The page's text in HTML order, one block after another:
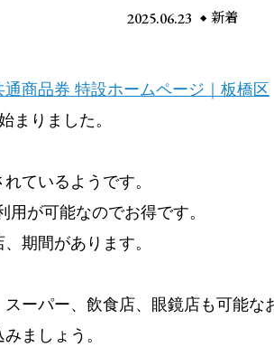
2025.06.23 新着
商品券 特設ホームページ｜板橋区
まりました。
ているようです。
が可能なのでお得です。
期間があります。
ーパー、飲食店、眼鏡店も可能な
ましょう。